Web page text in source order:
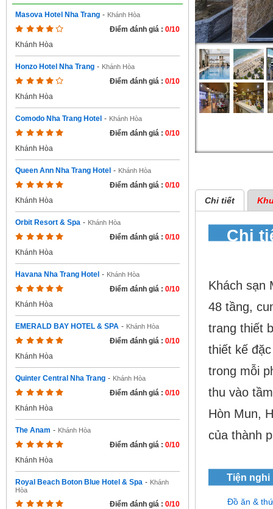
Masova Hotel Nha Trang - Khánh Hòa
Điểm đánh giá : 0/10
Khánh Hòa
Honzo Hotel Nha Trang - Khánh Hòa
Điểm đánh giá : 0/10
Khánh Hòa
Comodo Nha Trang Hotel - Khánh Hòa
Điểm đánh giá : 0/10
Khánh Hòa
Queen Ann Nha Trang Hotel - Khánh Hòa
Điểm đánh giá : 0/10
Khánh Hòa
Orbit Resort & Spa - Khánh Hòa
Điểm đánh giá : 0/10
Khánh Hòa
Havana Nha Trang Hotel - Khánh Hòa
Điểm đánh giá : 0/10
Khánh Hòa
EMERALD BAY HOTEL & SPA - Khánh Hòa
Điểm đánh giá : 0/10
Khánh Hòa
Quinter Central Nha Trang - Khánh Hòa
Điểm đánh giá : 0/10
Khánh Hòa
The Anam - Khánh Hòa
Điểm đánh giá : 0/10
Khánh Hòa
Royal Beach Boton Blue Hotel & Spa - Khánh
Hòa
Điểm đánh giá : 0/10
Chi tiết
Chi
Khách sạn
48 tầng,
trang thiết
thiết kế
trong mỗi
thu vào
Hòn Mun,
của thành
Tiện nghi
Đồ ăn &